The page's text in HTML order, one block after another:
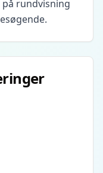
rundvisning